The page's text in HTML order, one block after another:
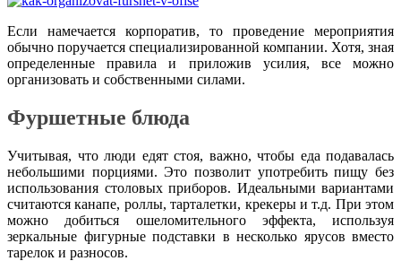
Если намечается корпоратив, то проведение мероприятия
обычно поручается специализированной компании. Хотя, зная
определенные правила и приложив усилия, все можно
организовать и собственными силами.
Фуршетные блюда
Учитывая, что люди едят стоя, важно, чтобы еда подавалась
небольшими порциями. Это позволит употребить пищу без
использования столовых приборов. Идеальными вариантами
считаются канапе, роллы, тарталетки, крекеры и т.д. При этом
можно добиться ошеломительного эффекта, используя
зеркальные фигурные подставки в несколько ярусов вместо
тарелок и разносов.